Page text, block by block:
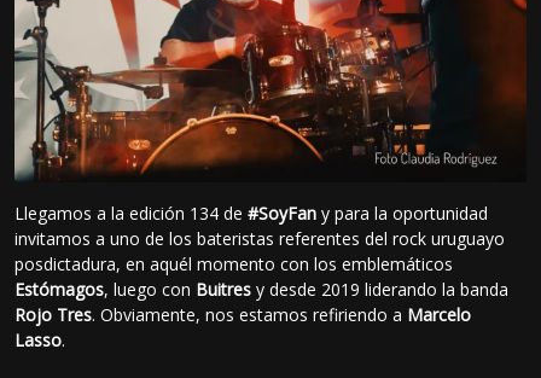
Llegamos a la edición 134 de#SoyFan y para la oportunidad
invitamos a uno de los bateristas referentes del rock uruguayo
posdictadura, en aquél momento con los emblemáticos
Estómagos, luego con Buitres y desde 2019 liderando la banda
Rojo Tres. Obviamente, nos estamos refiriendo a Marcelo
Lasso.